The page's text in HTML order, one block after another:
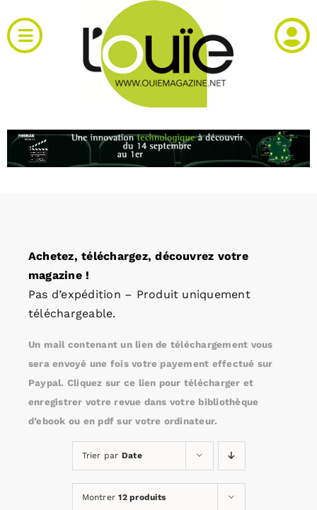
au
contenu
Toggle
Navigation
RH et emploi
Agenda
Kiosque
Annonces emploi
Achetez, téléchargez, découvrez votre
magazine !
Pas d’expédition – Produit uniquement
téléchargeable.
Un mail contenant un lien de téléchargement vous
sera envoyé une fois votre payement effectué sur
Paypal. Cliquez sur ce lien pour télécharger et
enregistrer votre revue dans votre bibliothèque
d’ebook ou en pdf sur votre ordinateur.
Trier par Date
Montrer12 produits